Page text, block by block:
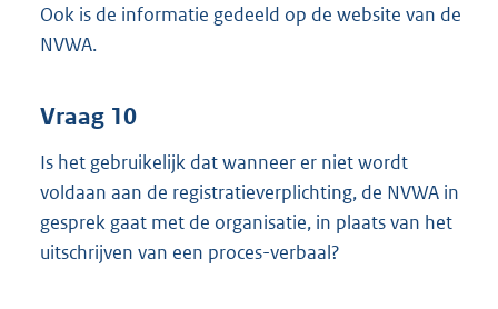
Ook is de informatie gedeeld op de website van de
NVWA.
Vraag 10
Is het gebruikelijk dat wanneer er niet wordt
voldaan aan de registratieverplichting, de NVWA in
gesprek gaat met de organisatie, in plaats van het
uitschrijven van een proces-verbaal?